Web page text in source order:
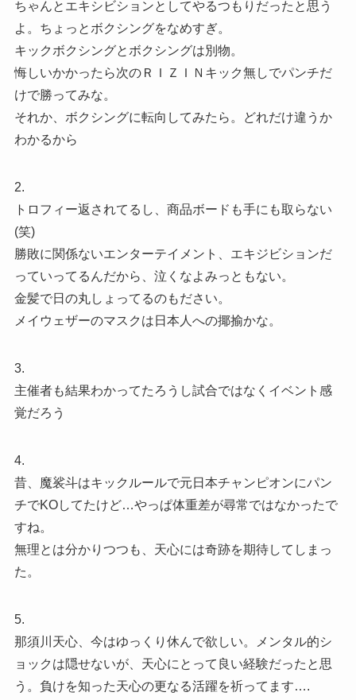
ちゃんとエキシビションとしてやるつもりだったと思う
よ。ちょっとボクシングをなめすぎ。
キックボクシングとボクシングは別物。
悔しいかかったら次のＲＩＺＩＮキック無しでパンチだ
けで勝ってみな。
それか、ボクシングに転向してみたら。どれだけ違うか
わかるから
2.
トロフィー返されてるし、商品ボードも手にも取らない
(笑)
勝敗に関係ないエンターテイメント、エキジビションだ
っていってるんだから、泣くなよみっともない。
金髪で日の丸しょってるのもださい。
メイウェザーのマスクは日本人への揶揄かな。
3.
主催者も結果わかってたろうし試合ではなくイベント感
覚だろう
4.
昔、魔裟斗はキックルールで元日本チャンピオンにパン
チでKOしてたけど…やっぱ体重差が尋常ではなかったで
すね。
無理とは分かりつつも、天心には奇跡を期待してしまっ
た。
5.
那須川天心、今はゆっくり休んで欲しい。メンタル的シ
ョックは隠せないが、天心にとって良い経験だったと思
う。負けを知った天心の更なる活躍を祈ってます….